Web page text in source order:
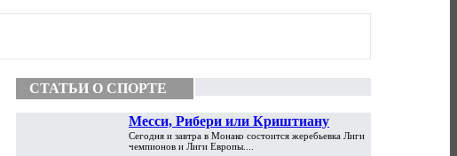
СТАТЬИ О СПОРТЕ
Месси, Рибери или Криштиану
Роналду - кого выбирает Россия?
Сегодня и завтра в Монако состоится жеребьевка Лиги
чемпионов и Лиги Европы....